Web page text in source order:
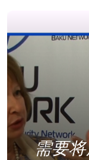
需要